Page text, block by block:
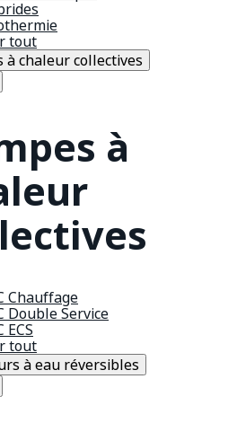
tout
à chaleur collectives
à
Chauffage
Double Service
ECS
tout
à eau réversibles